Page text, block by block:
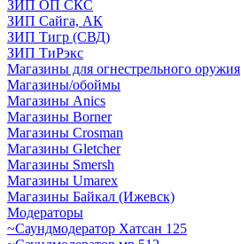
ЗИП ОП СКС
ЗИП Сайга, АК
ЗИП Тигр (СВД)
ЗИП ТиРэкс
Магазины для огнестрельного оружия
Магазины/обоймы
Магазины Anics
Магазины Borner
Магазины Crosman
Магазины Gletcher
Магазины Smersh
Магазины Umarex
Магазины Байкал (Ижевск)
Модераторы
~Cаундмодератор Хатсан 125